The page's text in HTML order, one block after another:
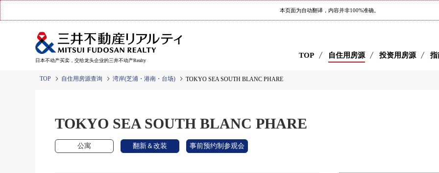
本页面为自动翻译，内容并非100%准确。
日本不动产买卖，交给龙头企业的三井不动产Realty
TOP 自住用房源 投资用房源 指
TOP 自住用房源查询 湾岸(芝浦・港南・台场) TOKYO SEA SOUTH BLANC PHARE
TOKYO SEA SOUTH BLANC PHARE
公寓 翻新＆改装 事前预约制参观会